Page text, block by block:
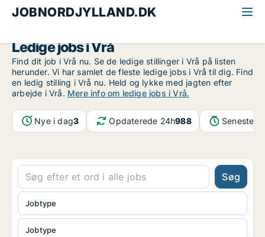
JOBNORDJYLLAND.DK
Ledige jobs i Vrå
Find dit job i Vrå nu. Se de ledige stillinger i Vrå på listen
herunder. Vi har samlet de fleste ledige jobs i Vrå til dig. Find
en ledig stilling i Vrå nu. Held og lykke med jagten efter
arbejde i Vrå. Mere info om ledige jobs i Vrå.
Nye i dag3 Opdaterede 24h988 Seneste
Søg
Jobtype
Jobtype